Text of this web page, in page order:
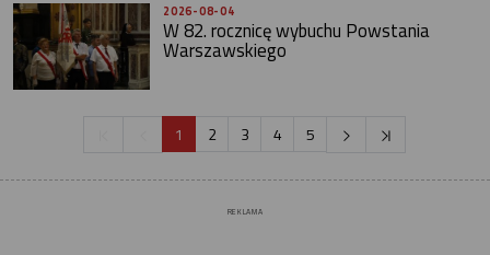
2026-08-04
W 82. rocznicę wybuchu Powstania
Warszawskiego
1 2 3 4 5
REKLAMA